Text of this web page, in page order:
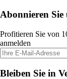
Abonnieren Sie
Profitieren Sie von
anmelden
Bleiben Sie in